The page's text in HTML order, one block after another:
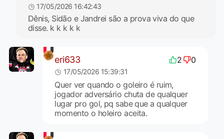
17/05/2026 16:42:43
Dênis, Sidão e Jandrei são a prova viva do que
disse. k k k k k
eri633 2 0
17/05/2026 15:39:31
Quer ver quando o goleiro é ruim,
jogador adversário chuta de qualquer
lugar pro gol, pq sabe que a qualquer
momento o holeiro aceita.